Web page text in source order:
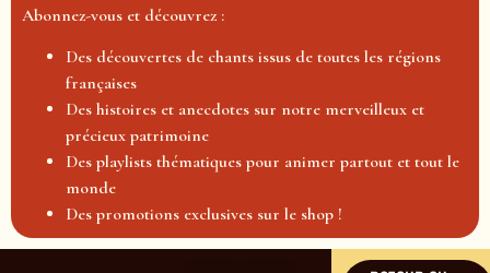
Abonnez-vous et découvrez :
Des découvertes de chants issus de toutes les régions
françaises
Des histoires et anecdotes sur notre merveilleux et
précieux patrimoine
Des playlists thématiques pour animer partout et tout le
monde
Des promotions exclusives sur le shop !